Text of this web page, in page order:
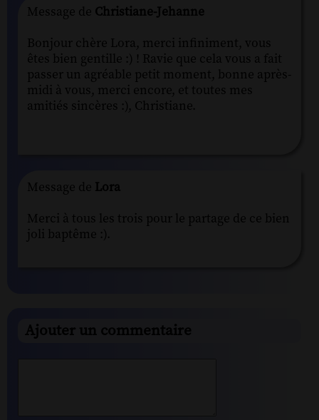
Message de Christiane-Jehanne
Bonjour chère Lora, merci infiniment, vous
êtes bien gentille :) ! Ravie que cela vous a fait
passer un agréable petit moment, bonne après-
midi à vous, merci encore, et toutes mes
amitiés sincères :), Christiane.
Message de Lora
Merci à tous les trois pour le partage de ce bien
joli baptême :).
Ajouter un commentaire